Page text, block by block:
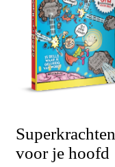
Superkrachten
voor je hoofd